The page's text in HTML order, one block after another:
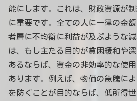
能にします。これは、財政資源が
に重要です。全ての人に一律の金
者層に不均衡に利益が及ぶような
は、もし主たる目的が貧困緩和や
あるならば、資金の非効率的な使
あります。例えば、物価の急騰に
を防ぐことが目的ならば、低所得